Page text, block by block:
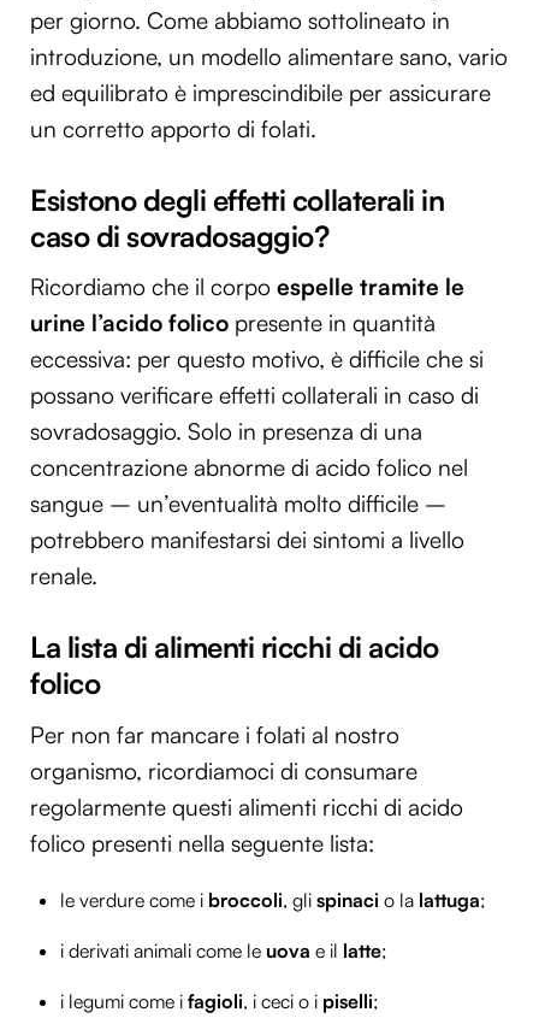
per giorno. Come abbiamo sottolineato in
introduzione, un modello alimentare sano, vario
ed equilibrato è imprescindibile per assicurare
un corretto apporto di folati.
Esistono degli effetti collaterali in
caso di sovradosaggio?
Ricordiamo che il corpo espelle tramite le
urine l’acido folico presente in quantità
eccessiva: per questo motivo, è difficile che si
possano verificare effetti collaterali in caso di
sovradosaggio. Solo in presenza di una
concentrazione abnorme di acido folico nel
sangue – un’eventualità molto difficile –
potrebbero manifestarsi dei sintomi a livello
renale.
La lista di alimenti ricchi di acido
folico
Per non far mancare i folati al nostro
organismo, ricordiamoci di consumare
regolarmente questi alimenti ricchi di acido
folico presenti nella seguente lista:
le verdure come i broccoli, gli spinaci o la lattuga;
i derivati animali come le uova e il latte;
i legumi come i fagioli, i ceci o i piselli;